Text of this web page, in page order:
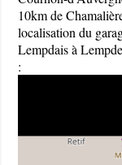
10km de
localisation du
Lempdais à
: